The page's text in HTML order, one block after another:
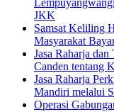
JKK
Samsat Keliling
Masyarakat
Jasa Raharja
Canden tentang
Jasa Raharja
Mandiri melalui
Operasi